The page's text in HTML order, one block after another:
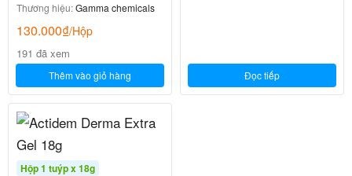
Thương hiệu:Gamma chemicals
130.000₫/Hộp
191 đã xem
Thêm vào giỏ hàng Đọc tiếp
Hộp 1 tuýp x 18g